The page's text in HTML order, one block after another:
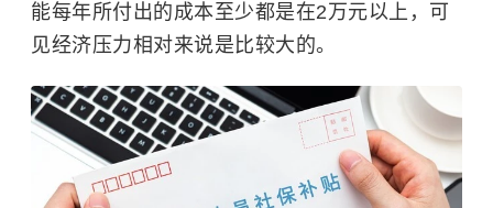
能每年所付出的成本至少都是在2万元以上，可
见经济压力相对来说是比较大的。